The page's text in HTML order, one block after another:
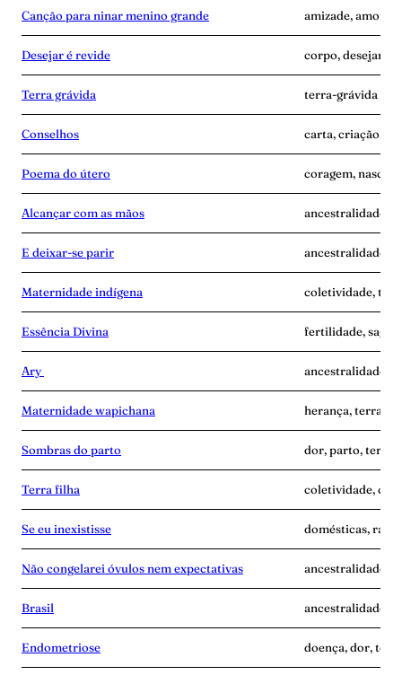
Canção para ninar menino grande amizade, amor,
Desejar é revide corpo, desejar-
Terra grávida terra-grávida
Conselhos carta, criação,
Poema do útero coragem,
Alcançar com as mãos ancestralidade,
E deixar-se parir ancestralidade,
Maternidade indígena coletividade,
Essência Divina fertilidade,
Ary ancestralidade,
Maternidade wapichana herança, terra-
Sombras do parto dor, parto, terra-
Terra filha coletividade,
Se eu inexistisse domésticas,
Não congelarei óvulos nem expectativas ancestralidade,
Brasil ancestralidade,
Endometriose doença, dor,